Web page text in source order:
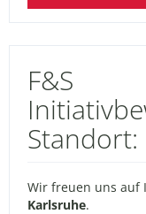
F&S
Wir freuen uns auf
Karlsruhe.